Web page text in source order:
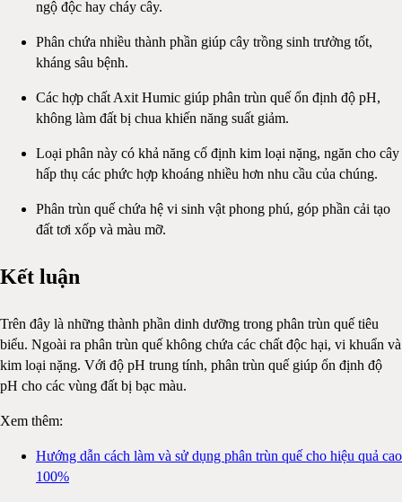
ngộ độc hay cháy cây.
Phân chứa nhiều thành phần giúp cây trồng sinh trưởng tốt,
kháng sâu bệnh.
Các hợp chất Axit Humic giúp phân trùn quế ổn định độ pH,
không làm đất bị chua khiến năng suất giảm.
Loại phân này có khả năng cố định kim loại nặng, ngăn cho cây
hấp thụ các phức hợp khoáng nhiều hơn nhu cầu của chúng.
Phân trùn quế chứa hệ vi sinh vật phong phú, góp phần cải tạo
đất tơi xốp và màu mỡ.
Kết luận
Trên đây là những thành phần dinh dưỡng trong phân trùn quế tiêu
biểu. Ngoài ra phân trùn quế không chứa các chất độc hại, vi khuẩn và
kim loại nặng. Với độ pH trung tính, phân trùn quế giúp ổn định độ
pH cho các vùng đất bị bạc màu.
Xem thêm:
Hướng dẫn cách làm và sử dụng phân trùn quế cho hiệu quả cao
100%